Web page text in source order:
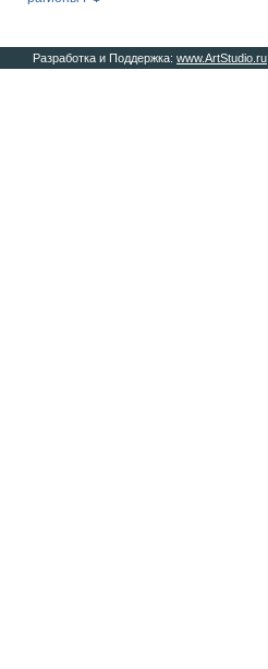
Разработка и Поддержка: www.ArtStudio.ru